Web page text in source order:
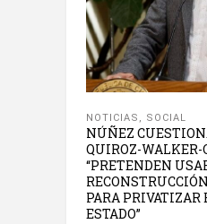
NOTICIAS , SOCIAL
NÚÑEZ
QUIROZ-WALKER-
“PRETENDEN
PARA PRIVATIZAR
ESTADO”